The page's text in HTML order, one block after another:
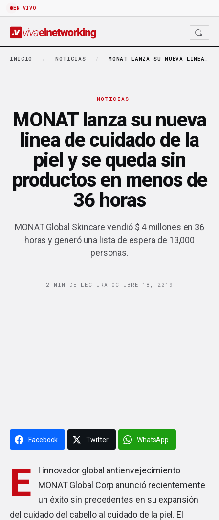
EN VIVO
INICIO / NOTICIAS / MONAT LANZA SU NUEVA LINEA DE CUIDADO DE…
NOTICIAS
MONAT lanza su nueva
linea de cuidado de la
piel y se queda sin
productos en menos de
36 horas
MONAT Global Skincare vendió $ 4 millones en 36
horas y generó una lista de espera de 13,000
personas.
2 MIN DE LECTURA · OCTUBRE 18, 2019
Facebook Twitter WhatsApp
E
l innovador global antienvejecimiento
MONAT Global Corp anunció recientemente
un éxito sin precedentes en su expansión
del cuidado del cabello al cuidado de la piel. El